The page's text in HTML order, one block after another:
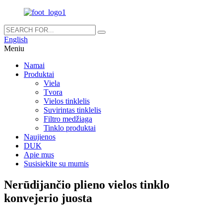
English
Meniu
Namai
Produktai
Viela
Tvora
Vielos tinklelis
Suvirintas tinklelis
Filtro medžiaga
Tinklo produktai
Naujienos
DUK
Apie mus
Susisiekite su mumis
Nerūdijančio plieno vielos tinklo
konvejerio juosta